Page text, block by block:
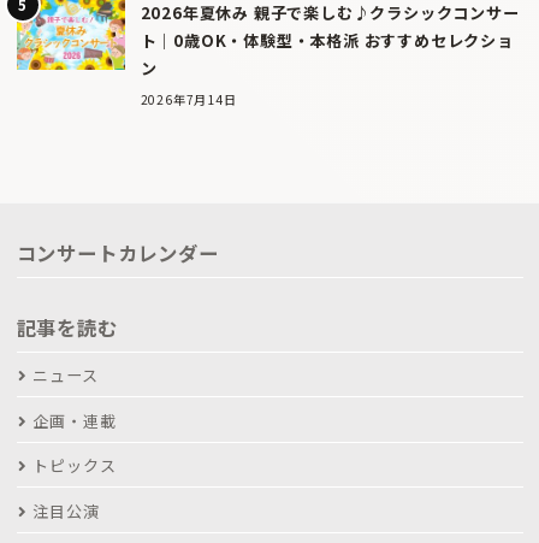
2026年夏休み 親子で楽しむ♪クラシックコンサー
ト｜0歳OK・体験型・本格派 おすすめセレクショ
ン
2026年7月14日
コンサートカレンダー
記事を読む
ニュース
企画・連載
トピックス
注目公演